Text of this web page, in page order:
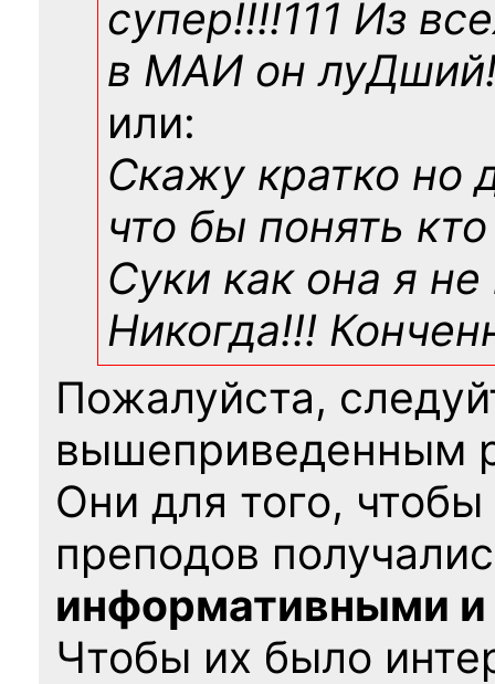
супер!!!!111 Из
в МАИ он
или:
Скажу кратко но
что бы понять
Суки как она я не
Никогда!!!
Пожалуйста,
вышеприведенным
Они для того,
преподов
информативными
Чтобы их было